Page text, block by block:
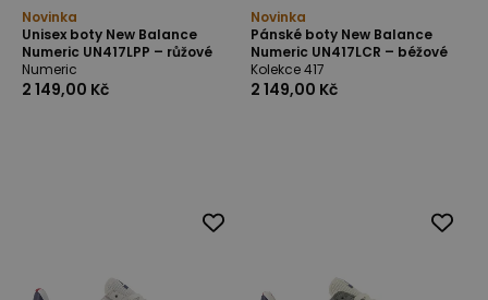
Novinka
Unisex boty New Balance
Numeric UN417LPP – růžové
Numeric
2 149,00 Kč
Novinka
Pánské boty New Balance
Numeric UN417LCR – béžové
Kolekce 417
2 149,00 Kč